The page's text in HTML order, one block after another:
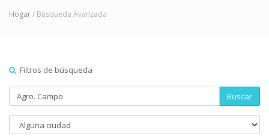
Hogar/ Búsqueda Avanzada
Filtros de búsqueda
Buscar